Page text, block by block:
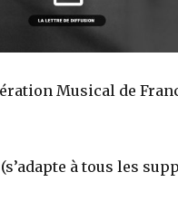
Musical de
à tous les